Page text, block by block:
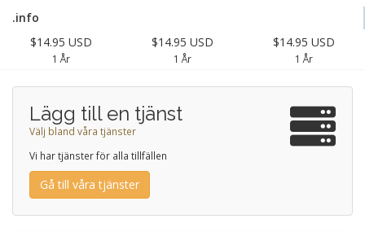
.info
$14.95 USD
1 År
$14.95 USD
1 År
$14.95 USD
1 År
Lägg till en tjänst
Välj bland våra tjänster
Vi har tjänster för alla tillfällen
Gå till våra tjänster